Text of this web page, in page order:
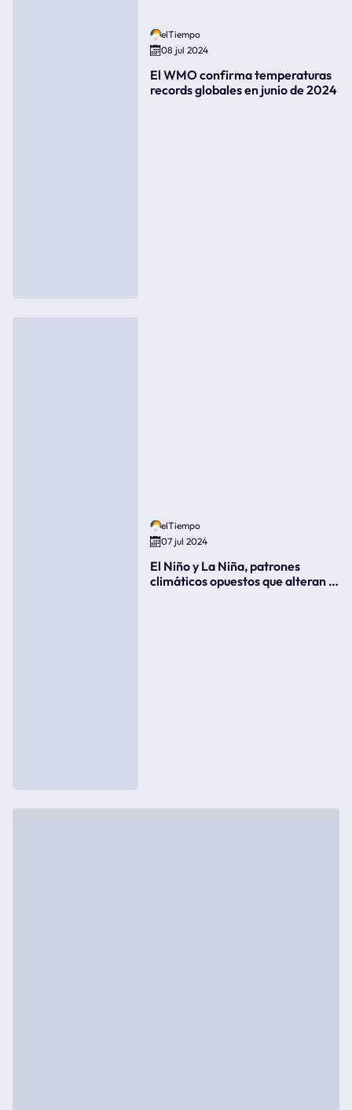
elTiempo
08 jul 2024
El WMO confirma temperaturas
records globales en junio de 2024
elTiempo
07 jul 2024
El Niño y La Niña, patrones
climáticos opuestos que alteran la